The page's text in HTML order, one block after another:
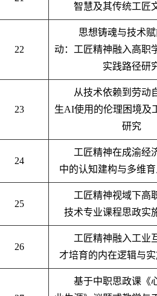
智慧及其传统工匠
22
思想铸魂与技术
动：工匠精神融入高职
实践路径研
23
从技术依赖到劳动
生AI使用的伦理困境及
研究
24
工匠精神在成渝经
中的认知建构与多维
25
工匠精神视域下高
技术专业课程思政实
26
工匠精神融入工业
才培育的内在逻辑与
基于中职思政课《